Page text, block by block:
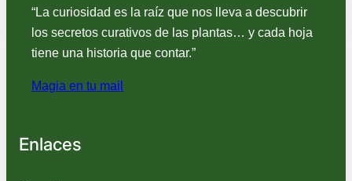
“La curiosidad es la raíz que nos lleva a descubrir
los secretos curativos de las plantas… y cada hoja
tiene una historia que contar.”
Magia en tu mail
Enlaces